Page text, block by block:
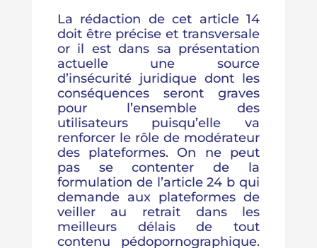
La rédaction de cet article 14
doit être précise et transversale
or il est dans sa présentation
actuelle une source
d’insécurité juridique dont les
conséquences seront graves
pour l’ensemble des
utilisateurs puisqu’elle va
renforcer le rôle de modérateur
des plateformes. On ne peut
pas se contenter de la
formulation de l’article 24 b qui
demande aux plateformes de
veiller au retrait dans les
meilleurs délais de tout
contenu pédopornographique.